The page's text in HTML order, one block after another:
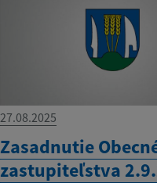
27.08.2025
Zasadnutie
zastupiteľstva